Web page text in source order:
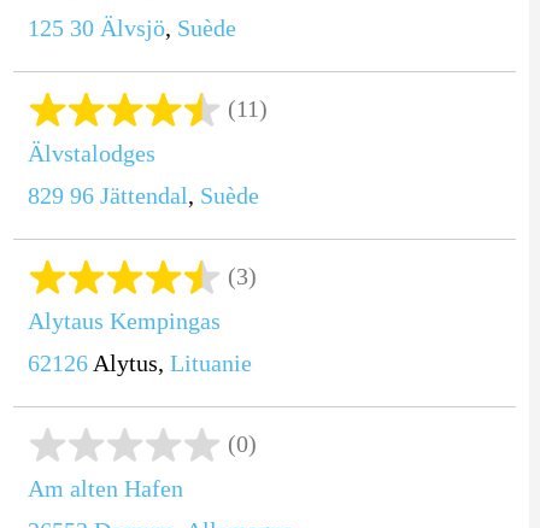
125 30 Älvsjö, Suède
(11)
Älvstalodges
829 96 Jättendal, Suède
(3)
Alytaus Kempingas
62126Alytus, Lituanie
(0)
Am alten Hafen